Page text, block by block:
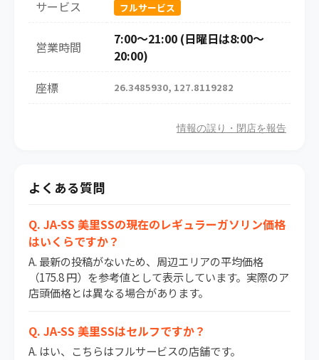
サービス
フルサービス
営業時間
7:00～21:00 (日曜日は8:00～
20:00)
座標
26.3485930, 127.8119282
情報の誤り・閉店を報告
よくある質問
Q. JA-SS 美里SSの現在のレギュラーガソリン価格
はいくらですか？
A. 最新の投稿がないため、周辺エリアの平均価格
（175.8 円）を参考値として表示しています。実際のア
店頭価格とは異なる場合があります。
Q. JA-SS 美里SSはセルフですか？
A. はい、こちらはフルサービスの店舗です。